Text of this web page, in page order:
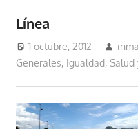
Línea
1 octubre, 2012
Generales, Igualdad,